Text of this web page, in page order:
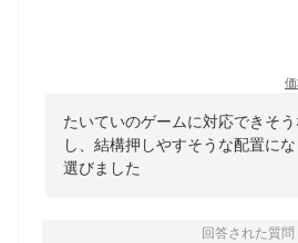
たいていのゲームに対応できそ
し、結構押しやすそうな配置に
選びました
回答された質問